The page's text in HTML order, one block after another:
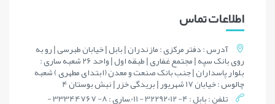
اطلاعات تماس
آدرس : دفتر مرکزی : مازندران | بابل | خیابان طبرسی | رو به
روی بانک سپه | مجتمع غفاری | طبقه اول | واحد 26 شعبه ساری :
بلوار پاسداران | جنب بانک صنعت و معدن (ابتدای مطهری ) شعبه
چالوس : خیابان 17 شهریور | بریدگی خزر | نبش بوستان 4
تلفن : بابل : 4- 32292012 - 011,ساری : 8- 33344767 -